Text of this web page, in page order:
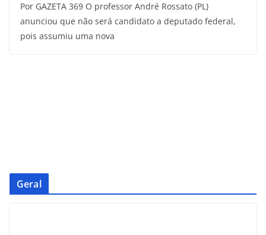
Por GAZETA 369 O professor André Rossato (PL)
anunciou que não será candidato a deputado federal,
pois assumiu uma nova
Geral